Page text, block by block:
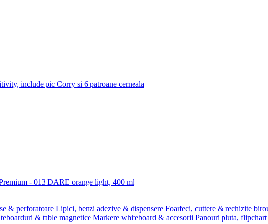
include pic Corry si 6 patroane cerneala
- 013 DARE orange light, 400 ml
& perforatoare Lipici, benzi adezive & dispensere Foarfeci, cuttere & rechizite
& table magnetice Markere whiteboard & accesorii Panouri pluta,